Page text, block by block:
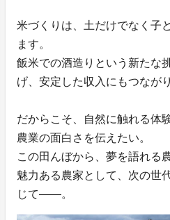
米づくりは、土だけでなく子
ます。
飯米での酒造りという新たな
げ、安定した収入にもつなが
だからこそ、自然に触れる体
農業の面白さを伝えたい。
この田んぼから、夢を語れる
魅力ある農家として、次の世
じて——。